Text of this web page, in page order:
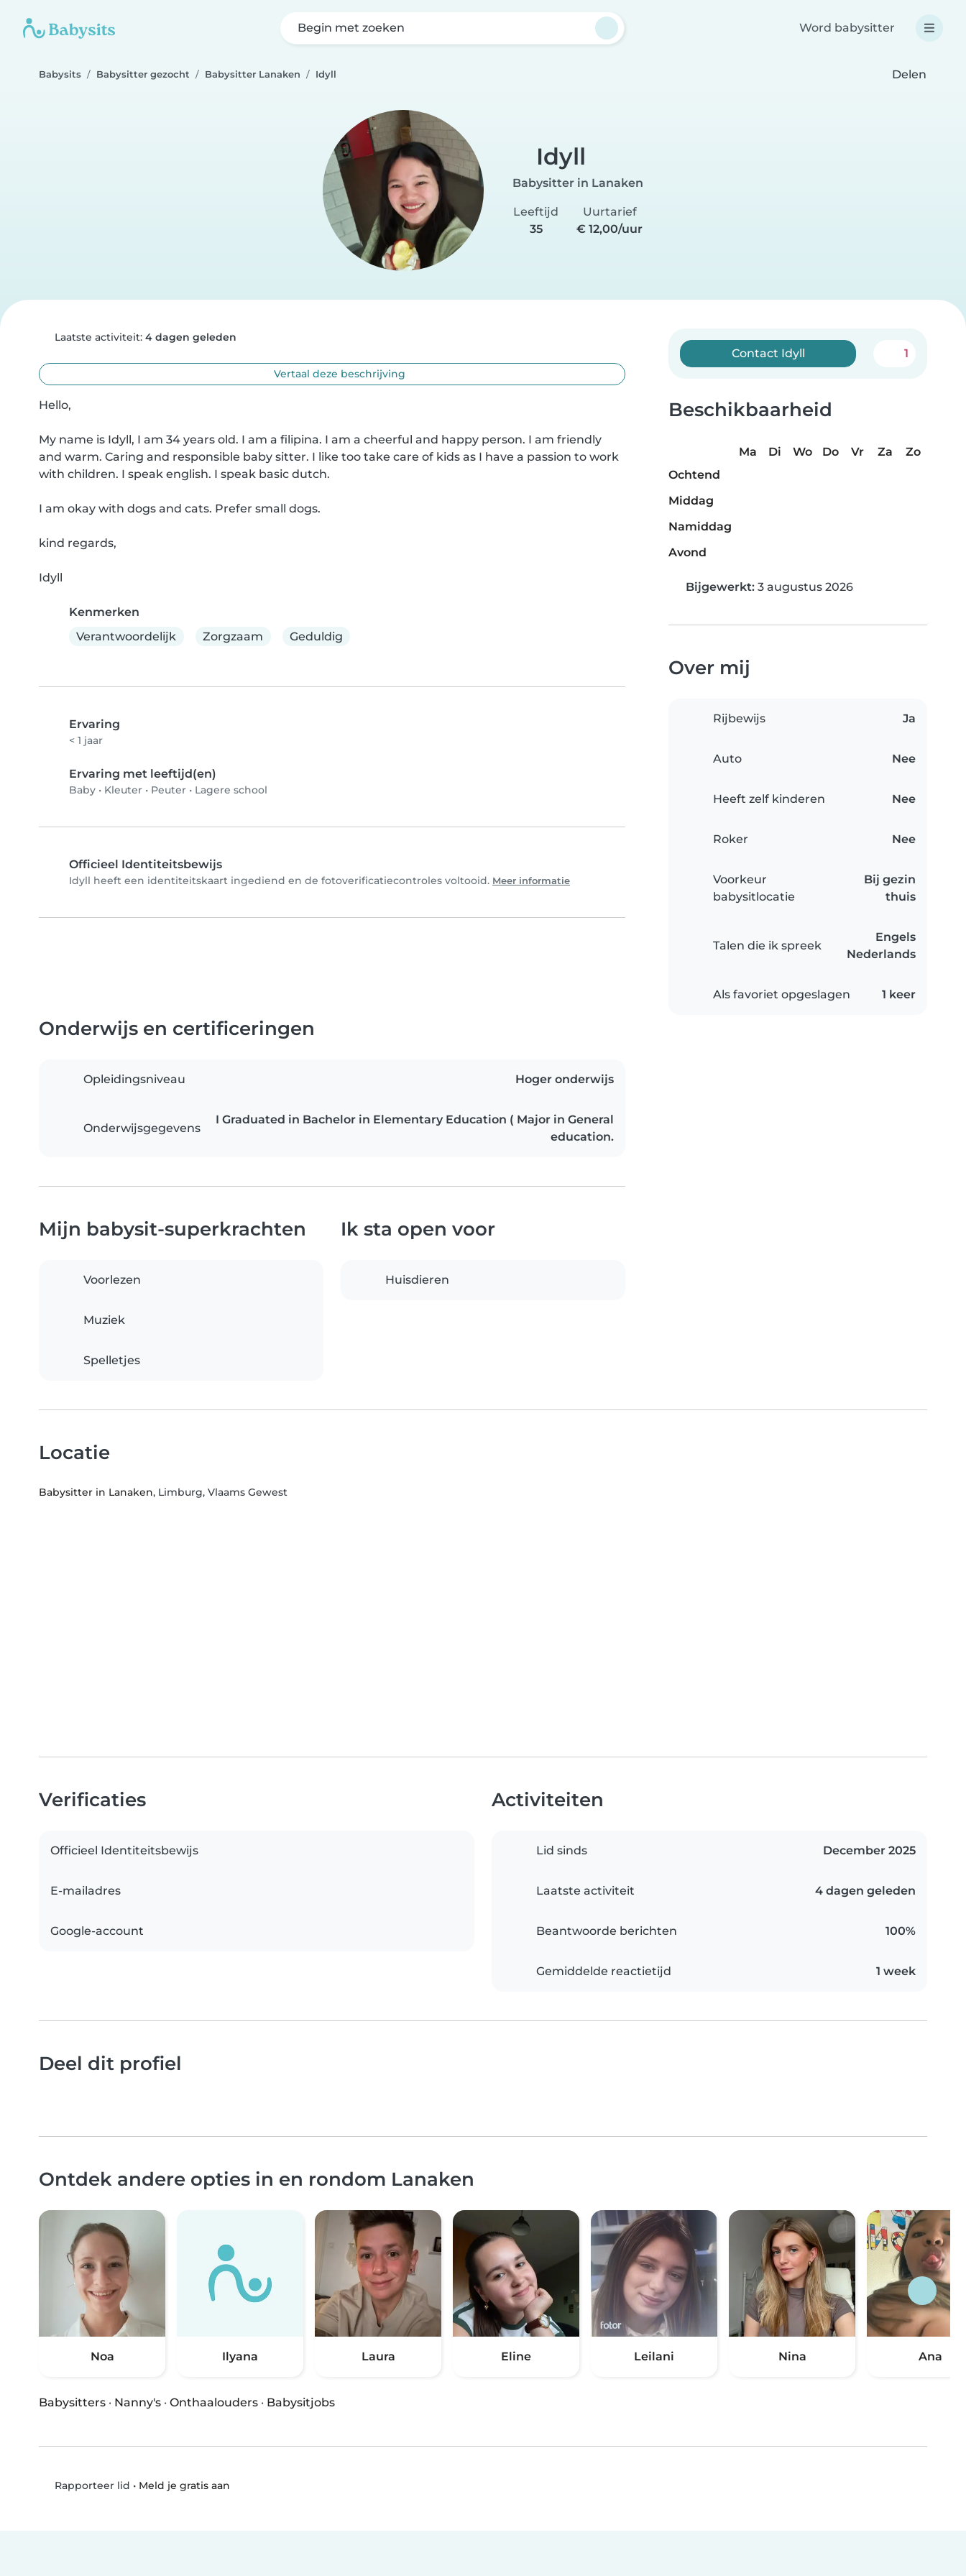
Begin met zoeken Word babysitter
Babysits Babysitter gezocht Babysitter Lanaken Idyll Delen
Idyll
Babysitter in Lanaken
Leeftijd
35
Uurtarief
€ 12,00/uur
Laatste activiteit: 4 dagen geleden
Vertaal deze beschrijving
Hello,
My name is Idyll, I am 34 years old. I am a filipina. I am a cheerful and happy person. I am friendly
and warm. Caring and responsible baby sitter. I like too take care of kids as I have a passion to work
with children. I speak english. I speak basic dutch.
I am okay with dogs and cats. Prefer small dogs.
kind regards,
Idyll
Kenmerken
Verantwoordelijk
Zorgzaam Geduldig
Ervaring
< 1 jaar
Ervaring met leeftijd(en)
Baby • Kleuter • Peuter • Lagere school
Officieel Identiteitsbewijs
Idyll heeft een identiteitskaart ingediend en de fotoverificatiecontroles voltooid. Meer informatie
Contact Idyll 1
Beschikbaarheid
Ma Di Wo Do Vr Za
Zo
Ochtend
Middag
Namiddag
Avond
Bijgewerkt: 3 augustus 2026
Over mij
Rijbewijs Ja
Auto Nee
Heeft zelf kinderen Nee
Roker Nee
Voorkeur
babysitlocatie
Bij gezin
thuis
Talen die ik spreek
Engels
Nederlands
Als favoriet opgeslagen 1 keer
Onderwijs en certificeringen
Opleidingsniveau Hoger onderwijs
Onderwijsgegevens
I Graduated in Bachelor in Elementary Education ( Major in General
education.
Mijn babysit-superkrachten
Voorlezen
Muziek
Spelletjes
Ik sta open voor
Huisdieren
Locatie
Babysitter in Lanaken, Limburg, Vlaams Gewest
Verificaties
Officieel Identiteitsbewijs
E-mailadres
Google-account
Activiteiten
Lid sinds December 2025
Laatste activiteit 4 dagen geleden
Beantwoorde berichten 100%
Gemiddelde reactietijd 1 week
Deel dit profiel
Ontdek andere opties in en rondom Lanaken
Noa Ilyana Laura Eline Leilani Nina Ana
Babysitters · Nanny's · Onthaalouders · Babysitjobs
Rapporteer lid • Meld je gratis aan